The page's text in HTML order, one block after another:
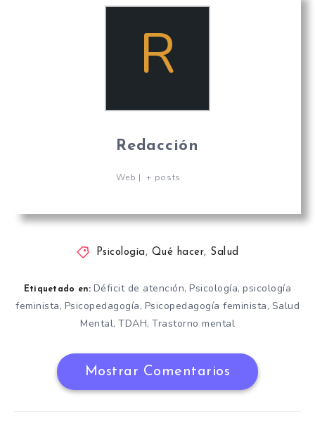
R
Redacción
Web | + posts
Psicología, Qué hacer, Salud
Etiquetado en: Déficit de atención,Psicología,psicología
feminista, Psicopedagogía, Psicopedagogía feminista, Salud
Mental, TDAH, Trastorno mental
Mostrar Comentarios